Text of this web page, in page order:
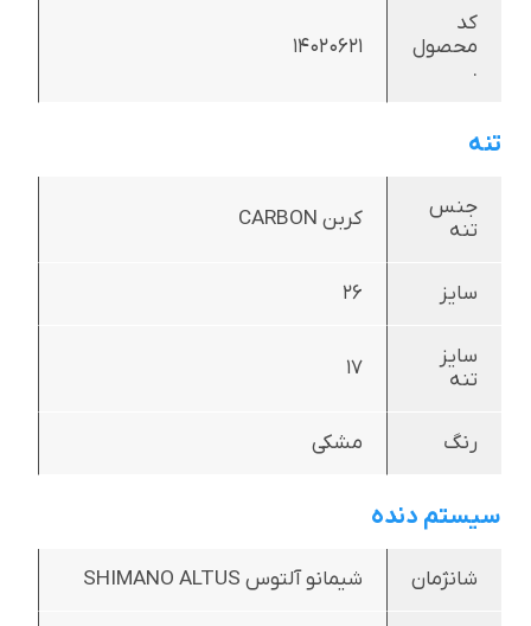
کد
محصول
.
14020621
تنه
جنس
تنه
کربن CARBON
سایز 26
سایز
تنه
17
رنگ مشکی
سیستم دنده
شانژمان شیمانو آلتوس SHIMANO ALTUS